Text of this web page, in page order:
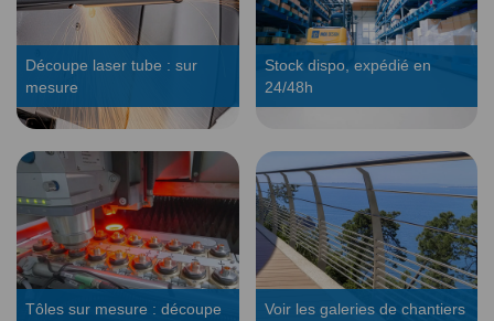
Découpe laser tube : sur
mesure
Stock dispo, expédié en
24/48h
Tôles sur mesure : découpe
Voir les galeries de chantiers